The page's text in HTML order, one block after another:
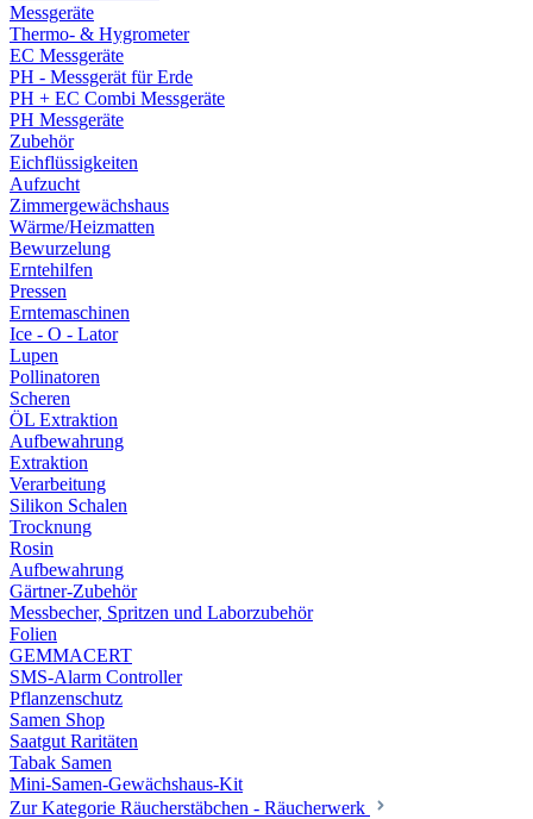
Messgeräte
Thermo- & Hygrometer
EC Messgeräte
PH - Messgerät für Erde
PH + EC Combi Messgeräte
PH Messgeräte
Zubehör
Eichflüssigkeiten
Aufzucht
Zimmergewächshaus
Wärme/Heizmatten
Bewurzelung
Erntehilfen
Pressen
Erntemaschinen
Ice - O - Lator
Lupen
Pollinatoren
Scheren
ÖL Extraktion
Aufbewahrung
Extraktion
Verarbeitung
Silikon Schalen
Trocknung
Rosin
Aufbewahrung
Gärtner-Zubehör
Messbecher, Spritzen und Laborzubehör
Folien
GEMMACERT
SMS-Alarm Controller
Pflanzenschutz
Samen Shop
Saatgut Raritäten
Tabak Samen
Mini-Samen-Gewächshaus-Kit
Zur Kategorie Räucherstäbchen - Räucherwerk